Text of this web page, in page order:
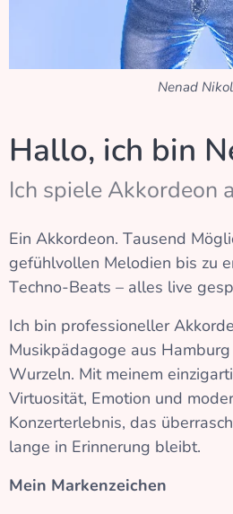
Nenad
Hallo, ich bin
Ich spiele Akkordeon
Ein Akkordeon. Tausend
gefühlvollen Melodien bis zu
Techno-Beats – alles live
Ich bin professioneller
Musikpädagoge aus
Wurzeln. Mit meinem
Virtuosität, Emotion und
Konzerterlebnis, das
lange in Erinnerung bleibt.
Mein Markenzeichen